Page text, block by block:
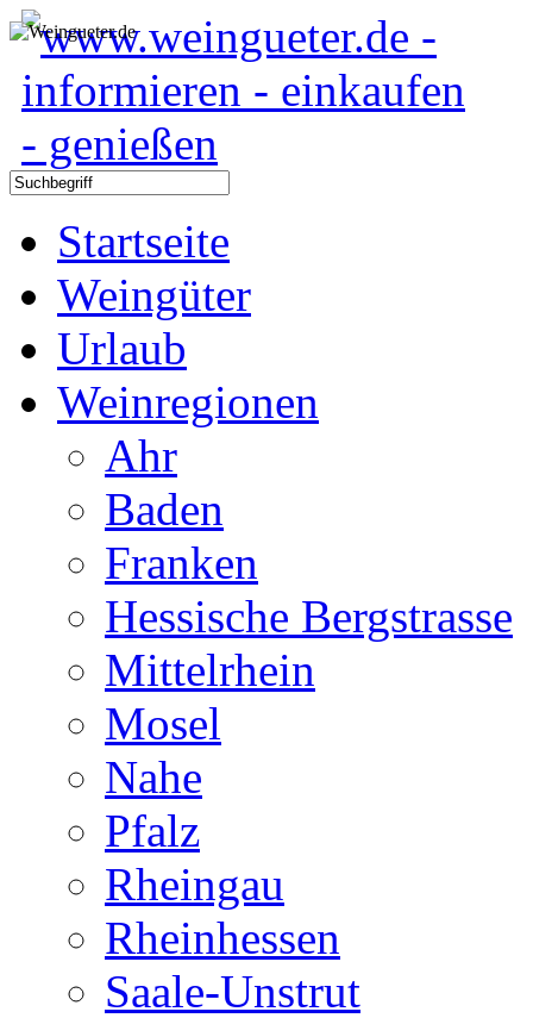
Startseite
Weingüter
Urlaub
Weinregionen
Ahr
Baden
Franken
Hessische Bergstrasse
Mittelrhein
Mosel
Nahe
Pfalz
Rheingau
Rheinhessen
Saale-Unstrut